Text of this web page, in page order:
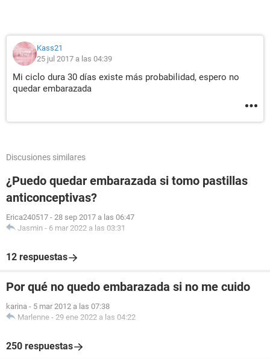
Kass21
25 jul 2017 a las 04:39
Mi ciclo dura 30 días existe más probabilidad, espero no
quedar embarazada
Discusiones similares
¿Puedo quedar embarazada si tomo pastillas
anticonceptivas?
Erica240517 - 28 sep 2017 a las 06:47
Jasmin - 6 mar 2022 a las 03:31
12 respuestas
Por qué no quedo embarazada si no me cuido
karina - 5 mar 2012 a las 07:38
Marlenne - 29 ene 2022 a las 04:22
250 respuestas